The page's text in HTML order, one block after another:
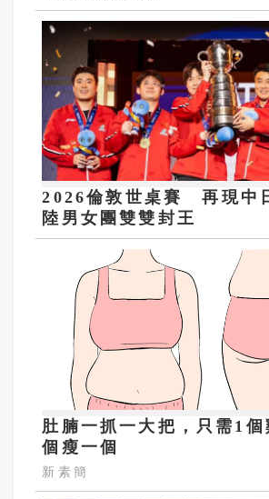
2026倫敦世桌賽 再現中
陸男女團雙雙封王
肚腩一抓一大把，只需1個
個瘦一個
新素簡